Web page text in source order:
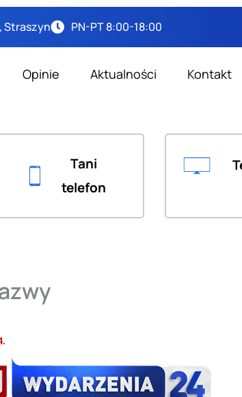
Straszyn PN-PT 8:00-18:00
Opinie Aktualności Kontakt
Tani
telefon